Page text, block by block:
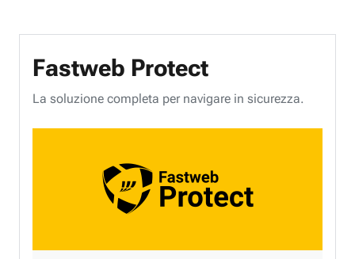
Fastweb Protect
La soluzione completa per navigare in sicurezza.